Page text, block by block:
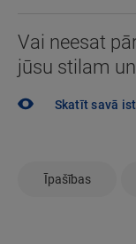
Vai neesat
jūsu stilam
Skatīt savā
Īpašības